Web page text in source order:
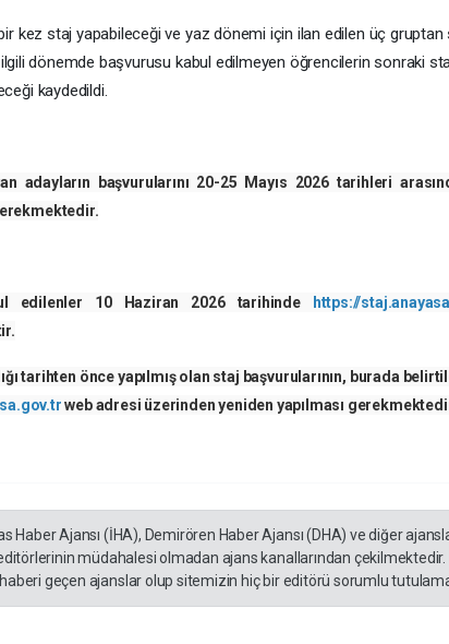
kez staj yapabileceği ve yaz dönemi için ilan edilen üç
dönemde başvurusu kabul edilmeyen öğrencilerin sonraki
kaydedildi.
adayların başvurularını 20-25 Mayıs 2026 tarihleri
edilenler 10 Haziran 2026 tarihinde
https://
tarihten önce yapılmış olan staj başvurularının, burada
web adresi üzerinden yeniden yapılması
Haber Ajansı (İHA), Demirören Haber Ajansı (DHA) ve diğer
müdahalesi olmadan ajans kanallarından
geçen ajanslar olup sitemizin hiç bir editörü sorumlu